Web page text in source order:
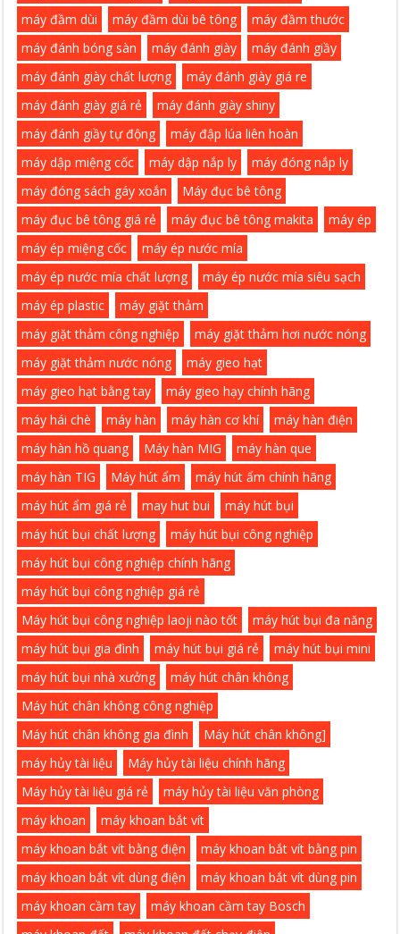
máy đầm dùi
máy đầm dùi bê tông
máy đầm thước
máy đánh bóng sàn
máy đánh giày
máy đánh giầy
máy đánh giày chất lượng
máy đánh giày giá re
máy đánh giày giá rẻ
máy đánh giày shiny
máy đánh giầy tự động
máy đập lúa liên hoàn
máy dập miệng cốc
máy dập nắp ly
máy đóng nắp ly
máy đóng sách gáy xoắn
Máy đục bê tông
máy đục bê tông giá rẻ
máy đục bê tông makita
máy ép
máy ép miệng cốc
máy ép nước mía
máy ép nước mía chất lượng
máy ép nước mía siêu sạch
máy ép plastic
máy giặt thảm
máy giặt thảm công nghiệp
máy giặt thảm hơi nước nóng
máy giặt thảm nước nóng
máy gieo hạt
máy gieo hạt bằng tay
máy gieo hạy chính hãng
máy hái chè
máy hàn máy hàn cơ khí
máy hàn điện
máy hàn hồ quang
Máy hàn MIG
máy hàn que
máy hàn TIG
Máy hút ẩm
máy hút ẩm chính hãng
máy hút ẩm giá rẻ
may hut bui
máy hút bụi
máy hút bụi chất lượng
máy hút bụi công nghiệp
máy hút bụi công nghiệp chính hãng
máy hút bụi công nghiệp giá rẻ
Máy hút bụi công nghiệp laoji nào tốt
máy hút bụi đa năng
máy hút bụi gia đình
máy hút bụi giá rẻ
máy hút bụi mini
máy hút bụi nhà xưởng
máy hút chân không
Máy hút chân không công nghiệp
Máy hút chân không gia đình
Máy hút chân không]
máy hủy tài liệu
Máy hủy tài liệu chính hãng
Máy hủy tài liệu giá rẻ
máy hủy tài liệu văn phòng
máy khoan
máy khoan bắt vít
máy khoan bắt vít bằng điện
máy khoan bắt vít bằng pin
máy khoan bắt vít dùng điện
máy khoan bắt vít dùng pin
máy khoan cầm tay
máy khoan cầm tay Bosch